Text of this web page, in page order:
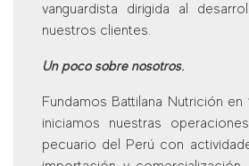
vanguardista dirigida al
nuestros clientes.
Un poco sobre nosotros.
Fundamos Battilana Nutrición en
iniciamos nuestras
pecuario del Perú con